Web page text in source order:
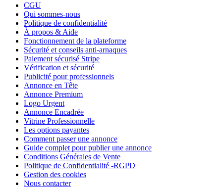
CGU
Qui sommes-nous
Politique de confidentialité
À propos & Aide
Fonctionnement de la plateforme
Sécurité et conseils anti-arnaques
Paiement sécurisé Stripe
Vérification et sécurité
Publicité pour professionnels
Annonce en Tête
Annonce Premium
Logo Urgent
Annonce Encadrée
Vitrine Professionnelle
Les options payantes
Comment passer une annonce
Guide complet pour publier une annonce
Conditions Générales de Vente
Politique de Confidentialité -RGPD
Gestion des cookies
Nous contacter